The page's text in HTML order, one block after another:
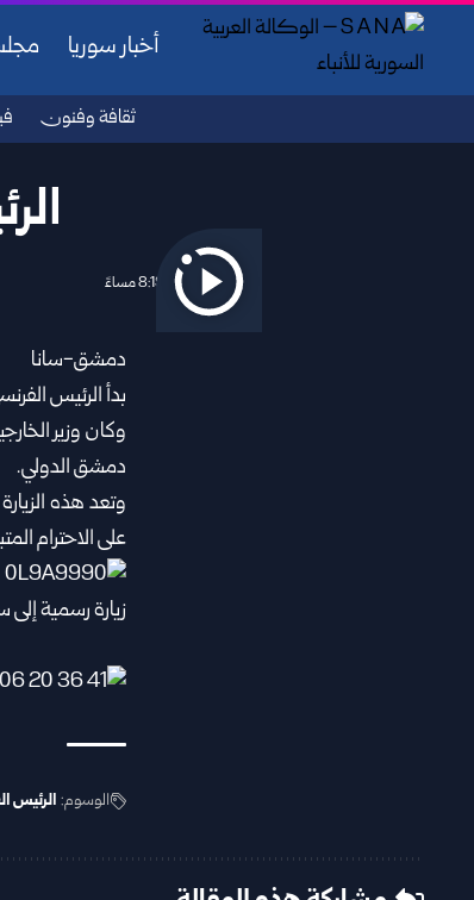
أخبار سوريا
ثقافة وفنون
2026/07/06 8:19 مساءً
دمشق-سانا‏
بدأالرئيس
وكان وزير
دمشق الدولي‎.‎
على الاحترام
الوسوم:الرئيس